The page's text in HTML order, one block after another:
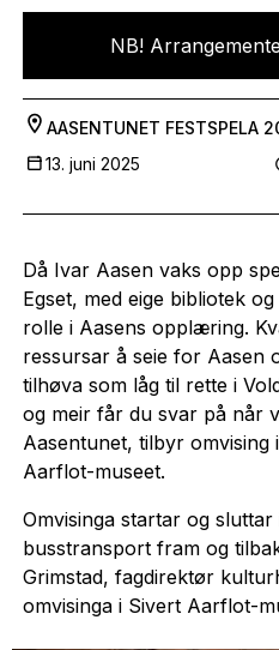
NB!
AASENTUNET FESTSPELA
13. juni 2025
Då Ivar Aasen vaks opp
Egset, med eige bibliotek
rolle i Aasens opplæring.
ressursar å seie for Aasen
tilhøva som låg til rette i
og meir får du svar på når
Aasentunet, tilbyr omvising
Aarflot-museet.
Omvisinga startar og
busstransport fram og
Grimstad, fagdirektør
omvisinga i Sivert Aarflot-